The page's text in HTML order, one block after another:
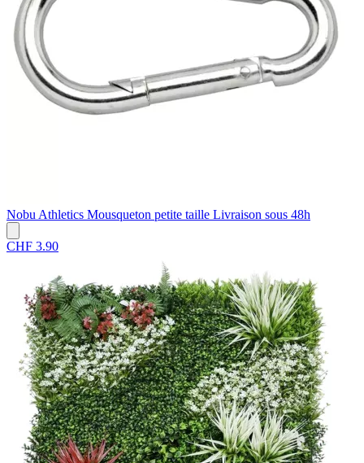
Nobu Athletics Mousqueton petite taille Livraison sous 48h
CHF 3.90